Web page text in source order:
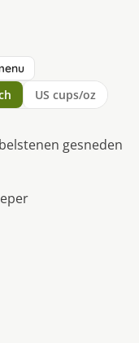
US cups/oz
gesneden